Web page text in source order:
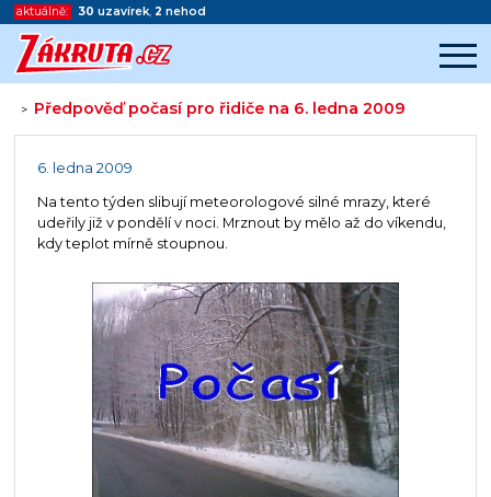
aktuálně: 30 uzavírek, 2 nehod
> Předpověď počasí pro řidiče na 6. ledna 2009
Začátek reklamy
6. ledna 2009
Na tento týden slibují meteorologové silné mrazy, které
udeřily již v pondělí v noci. Mrznout by mělo až do víkendu,
kdy teplot mírně stoupnou.